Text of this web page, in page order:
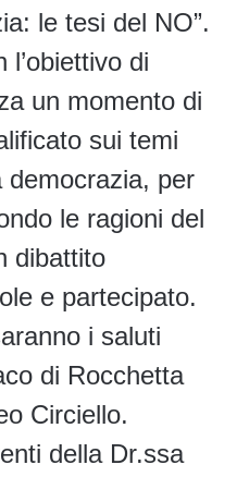
le tesi del NO”.
l’obiettivo di
un momento di
sui temi
democrazia, per
le ragioni del
dibattito
e partecipato.
i saluti
di Rocchetta
Circiello.
della Dr.ssa